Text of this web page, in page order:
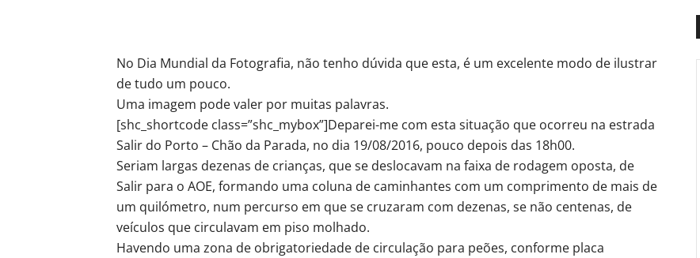
No Dia Mundial da Fotografia, não tenho dúvida que esta, é um excelente modo de ilustrar
de tudo um pouco.
Uma imagem pode valer por muitas palavras.
[shc_shortcode class=”shc_mybox”]Deparei-me com esta situação que ocorreu na estrada
Salir do Porto – Chão da Parada, no dia 19/08/2016, pouco depois das 18h00.
Seriam largas dezenas de crianças, que se deslocavam na faixa de rodagem oposta, de
Salir para o AOE, formando uma coluna de caminhantes com um comprimento de mais de
um quilómetro, num percurso em que se cruzaram com dezenas, se não centenas, de
veículos que circulavam em piso molhado.
Havendo uma zona de obrigatoriedade de circulação para peões, conforme placa